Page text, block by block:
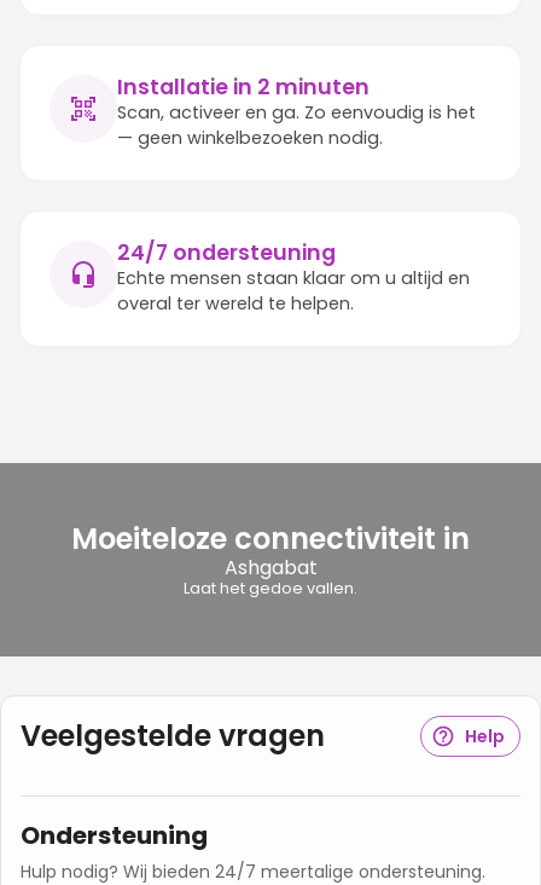
Installatie in 2 minuten
Scan, activeer en ga. Zo eenvoudig is het
— geen winkelbezoeken nodig.
24/7 ondersteuning
Echte mensen staan klaar om u altijd en
overal ter wereld te helpen.
Moeiteloze connectiviteit in
Ashgabat
Laat het gedoe vallen.
Veelgestelde vragen Help
Ondersteuning
Hulp nodig? Wij bieden 24/7 meertalige ondersteuning.